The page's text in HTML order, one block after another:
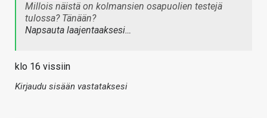
Millois näistä on kolmansien osapuolien testejä
tulossa? Tänään?
Napsauta laajentaaksesi…
klo 16 vissiin
Kirjaudu sisään vastataksesi